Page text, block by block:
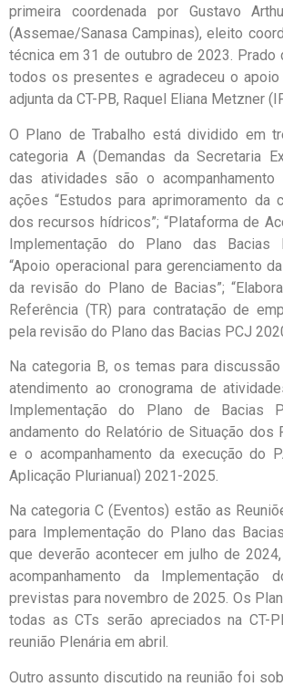
primeira coordenada por Gustavo
(Assemae/Sanasa Campinas), eleito
técnica em 31 de outubro de 2023. Prado
todos os presentes e agradeceu o apoio
adjunta da CT-PB, Raquel Eliana Metzner
O Plano de Trabalho está dividido em
categoria A (Demandas da Secretaria
das atividades são o acompanhamento
ações “Estudos para aprimoramento da
dos recursos hídricos”; “Plataforma de
Implementação do Plano das Bacias
“Apoio operacional para gerenciamento
da revisão do Plano de Bacias”;
Referência (TR) para contratação de
pela revisão do Plano das Bacias PCJ
Na categoria B, os temas para
atendimento ao cronograma de
Implementação do Plano de Bacias
andamento do Relatório de Situação dos
e o acompanhamento da execução do
Aplicação Plurianual) 2021-2025.
Na categoria C (Eventos) estão as
para Implementação do Plano das
que deverão acontecer em julho de
acompanhamento da Implementação
previstas para novembro de 2025. Os
todas as CTs serão apreciados na CT-
reunião Plenária em abril.
Outro assunto discutido na reunião foi